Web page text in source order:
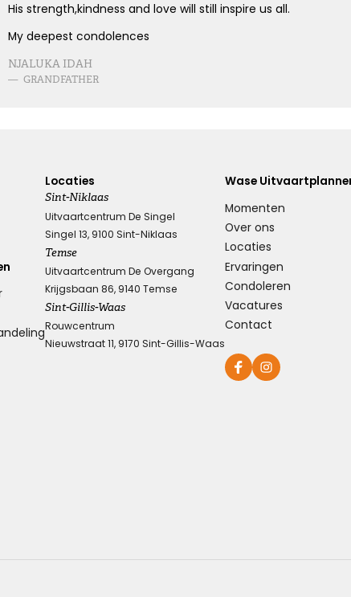
His strength,kindness and love will still inspire us all.
My deepest condolences
NJALUKA IDAH
— GRANDFATHER
Locaties
Sint-Niklaas
Uitvaartcentrum De Singel
Singel 13, 9100 Sint-Niklaas
Temse
Uitvaartcentrum De Overgang
Krijgsbaan 86, 9140 Temse
Sint-Gillis-Waas
Rouwcentrum
Nieuwstraat 11, 9170 Sint-Gillis-Waas
Wase
Momenten
Over ons
Locaties
Ervaringen
Condoleren
Vacatures
Contact